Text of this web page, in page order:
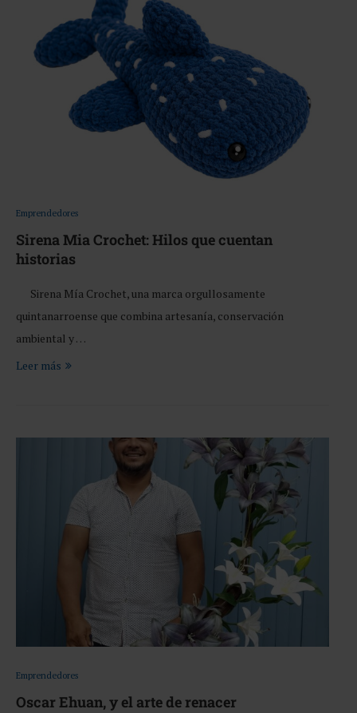
Emprendedores
Sirena Mia Crochet: Hilos que cuentan
historias
Sirena Mía Crochet, una marca orgullosamente
quintanarroense que combina artesanía, conservación
ambiental y …
Leer más
Emprendedores
Oscar Ehuan, y el arte de renacer